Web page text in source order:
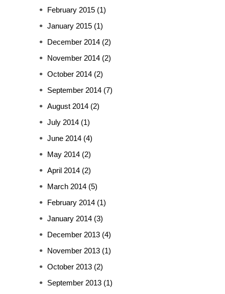
February 2015 (1)
January 2015 (1)
December 2014 (2)
November 2014 (2)
October 2014 (2)
September 2014 (7)
August 2014 (2)
July 2014 (1)
June 2014 (4)
May 2014 (2)
April 2014 (2)
March 2014 (5)
February 2014 (1)
January 2014 (3)
December 2013 (4)
November 2013 (1)
October 2013 (2)
September 2013 (1)